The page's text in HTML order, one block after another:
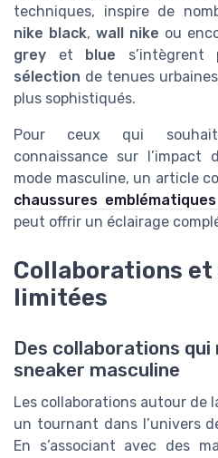
techniques, inspire de
nike black, wall nike ou
grey et blue s’intègrent
sélection de tenues
plus sophistiqués.
Pour ceux qui
connaissance sur l’impact
mode masculine, un article
chaussures
peut offrir un éclairage
Collaborations
limitées
Des collaborations
sneaker masculine
Les collaborations autour de
un tournant dans l’univers
En s’associant avec des